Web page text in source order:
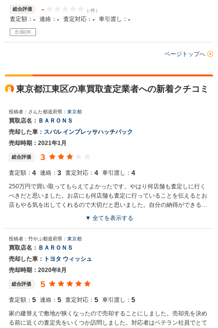
総合評価 - （-件）
査定額： - 連絡： - 査定対応： - 車引渡し： -
出張OK
ページトップへ
東京都江東区の車買取査定業者への新着クチコミ
投稿者：さんた都道府県： 東京都
買取店名： ＢＡＲＯＮＳ
売却した車： スバル インプレッサハッチバック
売却時期：2021年1月
総合評価 3
査定額： 4 連絡： 3 査定対応： 4 車引渡し： 4
250万円で買い取ってもらえてよかったです。やはり何店舗も査定しに行く
べきだと思いました。お店にも何店舗も査定に行っていることを伝えるとお
店もやる気を出してくれるので大切だと思いました。自分の納得ができるま
▼ 全てを表示する
投稿者：竹やぶ都道府県： 東京都
買取店名： ＢＡＲＯＮＳ
売却した車：
トヨタ ウィッシュ
売却時期：2020年8月
総合評価 5
査定額： 5 連絡： 5 査定対応： 5 車引渡し： 5
家の建替えで敷地が狭くなったので売却することにしました。売却先を決め
る前に近くの査定先をいくつか訪問しました。対応者はベテラン社員でとて